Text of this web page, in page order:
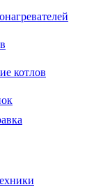
котлов